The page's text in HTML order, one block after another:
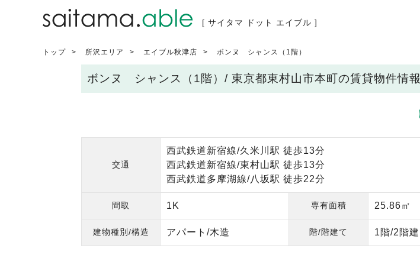
[ サイタマ ドット エイブル ]
トップ 所沢エリア エイブル秋津店 ボンヌ シャンス（1階）
ボンヌ シャンス（1階）/ 東京都東村山市本町の賃貸物件情報
交通
西武鉄道新宿線/久米川駅 徒歩13分
西武鉄道新宿線/東村山駅 徒歩13分
西武鉄道多摩湖線/八坂駅 徒歩22分
間取 1K 専有面積 25.86㎡
建物種別/構造 アパート/木造 階/階建て 1階/2階建